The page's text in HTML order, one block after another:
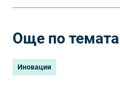
Още по
Иновации